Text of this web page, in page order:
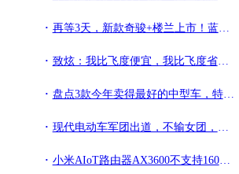
再等3天，新款奇骏+楼兰上市！蓝色车身吸睛，“送”3150元新配置
致炫：我比飞度便宜，我比飞度省油，6万多就能拿下的丰田小车
盘点3款今年卖得最好的中型车，特斯拉入榜，雅阁依然是第一
现代电动车军团出道，不输女团，这颜值真是一款比一款靓
小米AIoT路由器AX3600不支持160MHz通道？